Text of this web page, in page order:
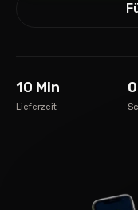
10 Min
Lieferzeit
0